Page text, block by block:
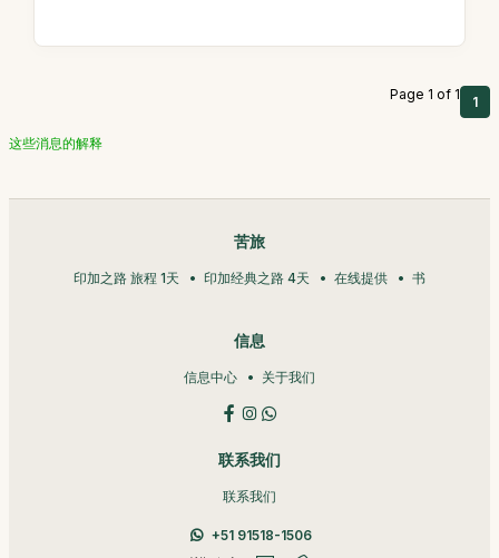
Page 1 of 1 1
这些消息的解释
苦旅
印加之路 旅程 1天 印加经典之路 4天 在线提供 书
信息
信息中心 关于我们
联系我们
联系我们
+51 91518-1506